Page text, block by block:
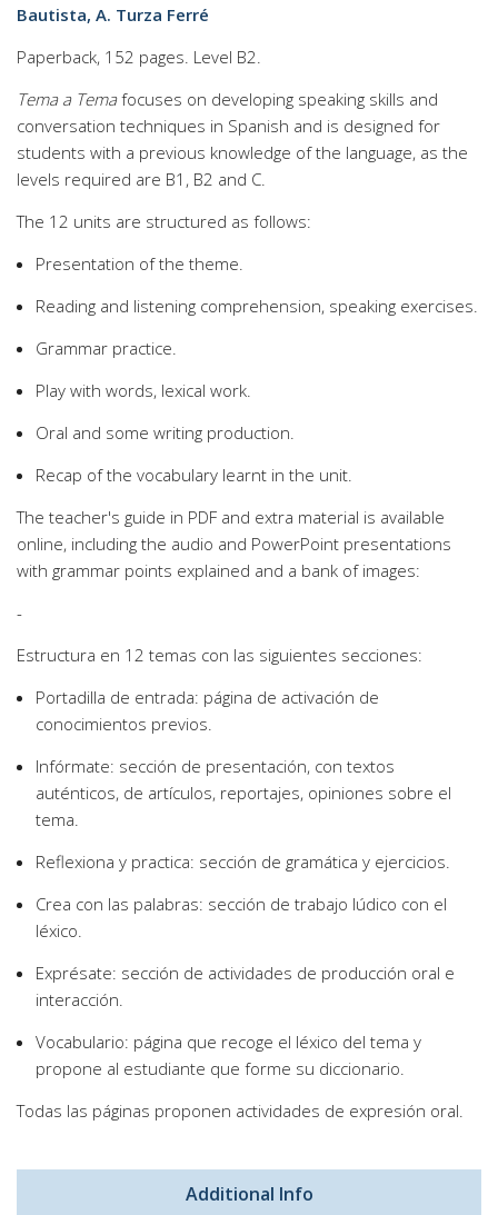
Bautista, A. Turza Ferré
Paperback, 152 pages. Level B2.
Tema a Temafocuses on developing speaking skills and
conversation techniques in Spanish and is designed for
students with a previous knowledge of the language, as the
levels required are B1, B2 and C.
The 12 units are structured as follows:
Presentation of the theme.
Reading and listening comprehension, speaking exercises.
Grammar practice.
Play with words, lexical work.
Oral and some writing production.
Recap of the vocabulary learnt in the unit.
The teacher's guide in PDF and extra material is available
online, including the audio and PowerPoint presentations
with grammar points explained and a bank of images:
-
Estructura en 12 temas con las siguientes secciones:
Portadilla de entrada: página de activación de
conocimientos previos.
Infórmate: sección de presentación, con textos
auténticos, de artículos, reportajes, opiniones sobre el
tema.
Reflexiona y practica: sección de gramática y ejercicios.
Crea con las palabras: sección de trabajo lúdico con el
léxico.
Exprésate: sección de actividades de producción oral e
interacción.
Vocabulario: página que recoge el léxico del tema y
propone al estudiante que forme su diccionario.
Todas las páginas proponen actividades de expresión oral.
Additional Info